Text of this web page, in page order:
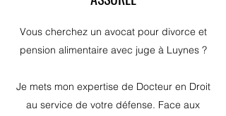
Vous cherchez un avocat pour divorce et
pension alimentaire avec juge à Luynes ?
Je mets mon expertise de Docteur en Droit
au service de votre défense. Face aux